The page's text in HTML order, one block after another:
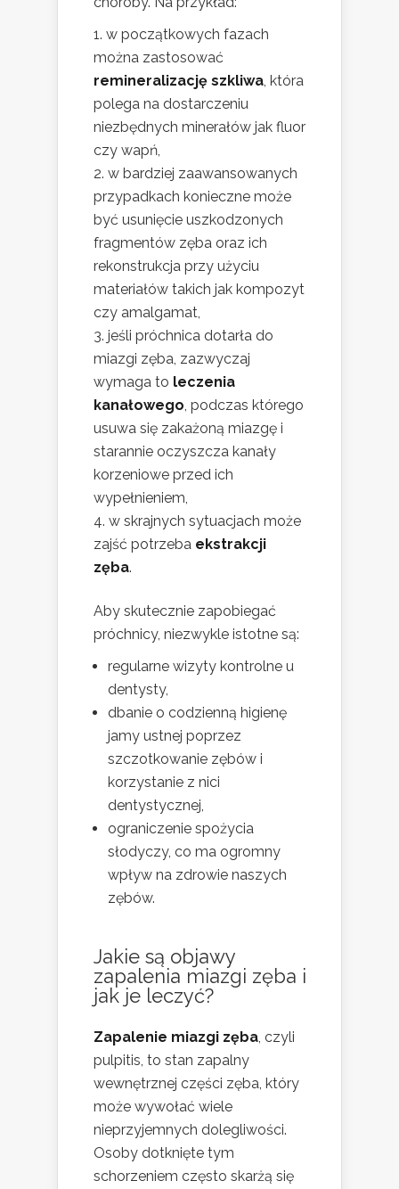
w początkowych fazach
można zastosować
remineralizację szkliwa , która
polega na dostarczeniu
niezbędnych minerałów jak fluor
czy wapń,
w bardziej zaawansowanych
przypadkach konieczne może
być usunięcie uszkodzonych
fragmentów zęba oraz ich
rekonstrukcja przy użyciu
materiałów takich jak kompozyt
czy amalgamat,
jeśli próchnica dotarła do
miazgi zęba, zazwyczaj
wymaga to leczenia
kanałowego , podczas którego
usuwa się zakażoną miazgę i
starannie oczyszcza kanały
korzeniowe przed ich
wypełnieniem,
w skrajnych sytuacjach może
zajść potrzeba ekstrakcji
zęba.
Aby skutecznie zapobiegać
próchnicy, niezwykle istotne są:
regularne wizyty kontrolne u
dentysty,
dbanie o codzienną higienę
jamy ustnej poprzez
szczotkowanie zębów i
korzystanie z nici
dentystycznej,
ograniczenie spożycia
słodyczy, co ma ogromny
wpływ na zdrowie naszych
zębów.
Jakie są objawy
zapalenia miazgi zęba i
jak je leczyć?
Zapalenie miazgi zęba , czyli
pulpitis, to stan zapalny
wewnętrznej części zęba, który
może wywołać wiele
nieprzyjemnych dolegliwości.
Osoby dotknięte tym
schorzeniem często skarżą się